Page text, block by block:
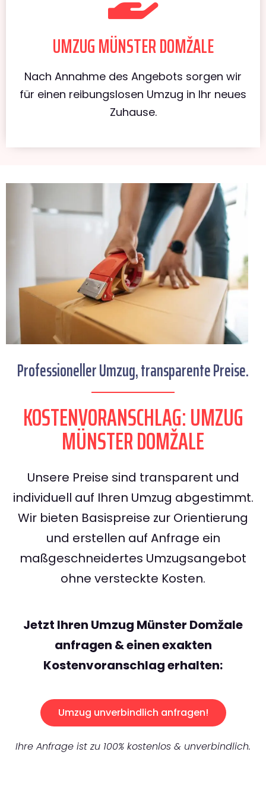
UMZUG MÜNSTER DOMŽALE
Nach Annahme des Angebots sorgen wir
für einen reibungslosen Umzug in Ihr neues
Zuhause.
Professioneller Umzug, transparente Preise.
KOSTENVORANSCHLAG: UMZUG
MÜNSTER DOMŽALE
Unsere Preise sind transparent und
individuell auf Ihren Umzug abgestimmt.
Wir bieten Basispreise zur Orientierung
und erstellen auf Anfrage ein
maßgeschneidertes Umzugsangebot
ohne versteckte Kosten.
Jetzt Ihren Umzug Münster Domžale
anfragen & einen exakten
Kostenvoranschlag erhalten:
Umzug unverbindlich anfragen!
Ihre Anfrage ist zu 100% kostenlos & unverbindlich.